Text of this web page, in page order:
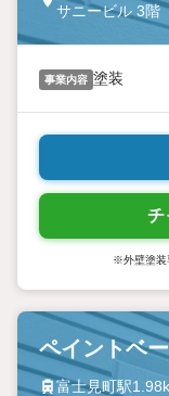
サニービル 3階
事業内容 塗装
チ
※外壁塗装
ペイントベ
富士見町駅